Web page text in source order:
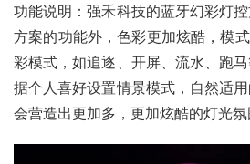
功能说明：强禾科技的蓝牙幻彩灯
方案的功能外，色彩更加炫酷，模
彩模式，如追逐、开屏、流水、跑
据个人喜好设置情景模式，自然适
会营造出更加多，更加炫酷的灯光氛